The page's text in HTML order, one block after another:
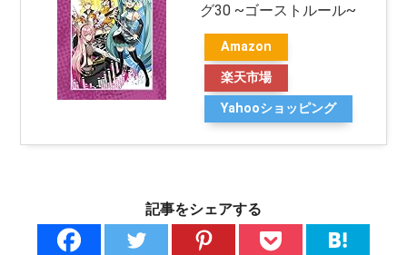
グ30 ~ゴーストルール~
Amazon
楽天市場
Yahooショッピング
記事をシェアする